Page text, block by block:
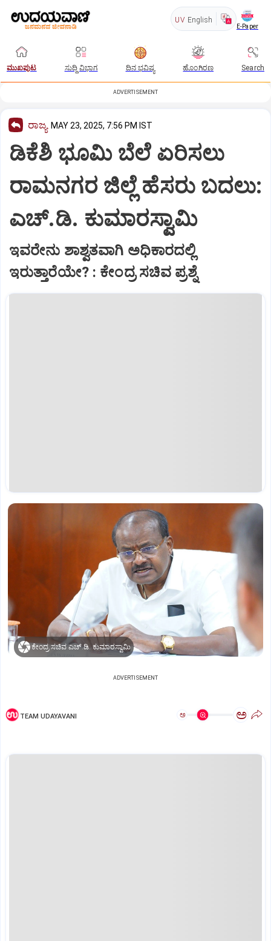
UV English
E-Paper
ಮುಖಪುಟ ಸುದ್ದಿ ವಿಭಾಗ ದಿನ ಭವಿಷ್ಯ ಹೊಂಗಿರಣ Search
ADVERTISEMENT
ರಾಜ್ಯ MAY 23, 2025, 7:56 PM IST
ಡಿಕೆಶಿ ಭೂಮಿ ಬೆಲೆ ಏರಿಸಲು
ರಾಮನಗರ ಜಿಲ್ಲೆ ಹೆಸರು ಬದಲು:
ಎಚ್‌.ಡಿ. ಕುಮಾರಸ್ವಾಮಿ
ಇವರೇನು ಶಾಶ್ವತವಾಗಿ ಅಧಿಕಾರದಲ್ಲಿ
ಇರುತ್ತಾರೆಯೇ? : ಕೇಂದ್ರ ಸಚಿವ ಪ್ರಶ್ನೆ
ಕೇಂದ್ರ ಸಚಿವ ಎಚ್‌.ಡಿ. ಕುಮಾರಸ್ವಾಮಿ
ADVERTISEMENT
TEAM UDAYAVANI ಅ ಅ